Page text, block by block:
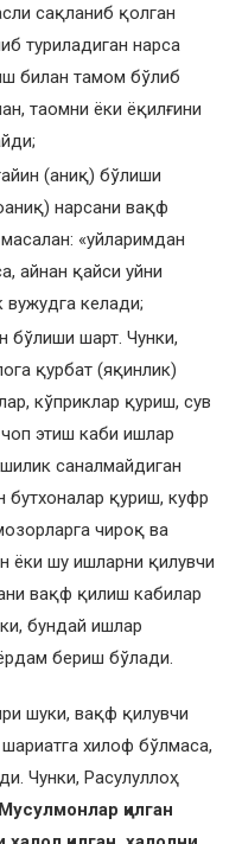
сақланиб қолган
туриладиган нарса
билан тамом бўлиб
таомни ёки ёқилғини
(аниқ) бўлиши
нарсани вақф
«уйларимдан
айнан қайси уйни
вужудга келади;
бўлиши шарт. Чунки,
қурбат (яқинлик)
кўприклар қуриш, сув
этиш каби ишлар
саналмайдиган
бутхоналар қуриш, куфр
чироқ ва
ёки шу ишларни қилувчи
вақф қилиш кабилар
бундай ишлар
бериш бўлади.
шуки, вақф қилувчи
хилоф бўлмаса,
Чунки, Расулуллоҳ
қилган